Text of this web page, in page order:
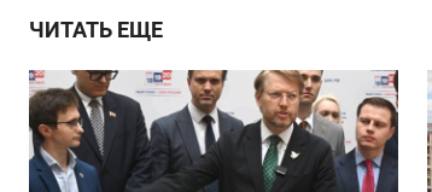
ЧИТАТЬ ЕЩЕ